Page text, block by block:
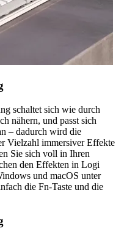
schaltet sich wie durch
nähern, und passt sich
– dadurch wird die
Vielzahl immersiver Effekte
Sie sich voll in Ihren
den Effekten in Logi
und macOS unter
die Fn-Taste und die